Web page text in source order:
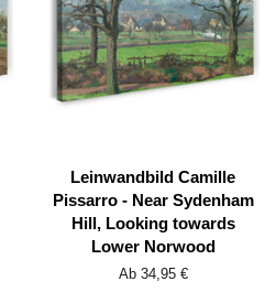
Leinwandbild Camille
Pissarro - Near Sydenham
Hill, Looking towards
Lower Norwood
Ab 34,95 €